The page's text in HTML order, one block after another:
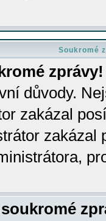
Soukromé
zprávy!
důvody.
zakázal
zakázal